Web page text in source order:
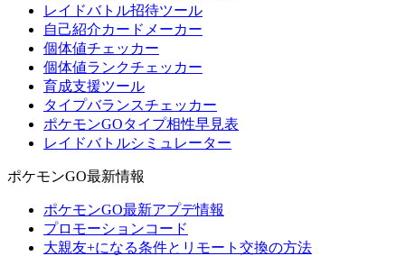
レイドバトル招待ツール
自己紹介カードメーカー
個体値チェッカー
個体値ランクチェッカー
育成支援ツール
タイプバランスチェッカー
ポケモンGOタイプ相性早見表
レイドバトルシミュレーター
ポケモンGO最新情報
ポケモンGO最新アプデ情報
プロモーションコード
大親友+になる条件とリモート交換の方法